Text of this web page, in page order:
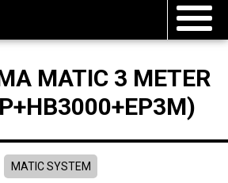
MATIC 3 METER
MATIC SYSTEM